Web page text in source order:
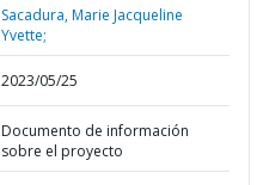
Sacadura, Marie Jacqueline
Yvette;
2023/05/25
Documento de información
sobre el proyecto